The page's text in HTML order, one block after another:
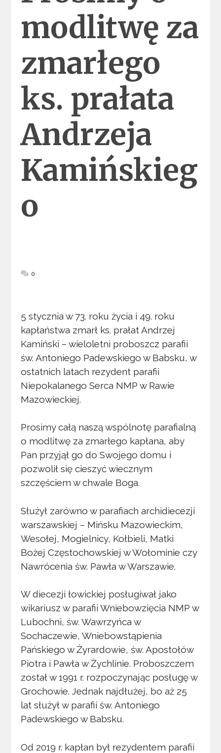
modlitwę za
zmarłego
ks. prałata
Andrzeja
Kamińskieg
o
0
5 stycznia w 73. roku życia i 49. roku
kapłaństwa zmarł ks. prałat Andrzej
Kamiński – wieloletni proboszcz parafii
św. Antoniego Padewskiego w Babsku, w
ostatnich latach rezydent parafii
Niepokalanego Serca NMP w Rawie
Mazowieckiej.
Prosimy całą naszą wspólnotę parafialną
o modlitwę za zmarłego kapłana, aby
Pan przyjął go do Swojego domu i
pozwolił się cieszyć wiecznym
szczęściem w chwale Boga.
Służył zarówno w parafiach archidiecezji
warszawskiej – Mińsku Mazowieckim,
Wesołej, Mogielnicy, Kołbieli, Matki
Bożej Częstochowskiej w Wołominie czy
Nawrócenia św. Pawła w Warszawie.
W diecezji łowickiej posługiwał jako
wikariusz w parafii Wniebowzięcia NMP w
Lubochni, św. Wawrzyńca w
Sochaczewie, Wniebowstąpienia
Pańskiego w Żyrardowie, św. Apostołów
Piotra i Pawła w Żychlinie. Proboszczem
został w 1991 r. rozpoczynając posługę w
Grochowie. Jednak najdłużej, bo aż 25
lat służył w parafii św. Antoniego
Padewskiego w Babsku.
Od 2019 r. kapłan był rezydentem parafii